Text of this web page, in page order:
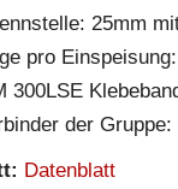
25mm
pro
300LSE
der
Datenblatt